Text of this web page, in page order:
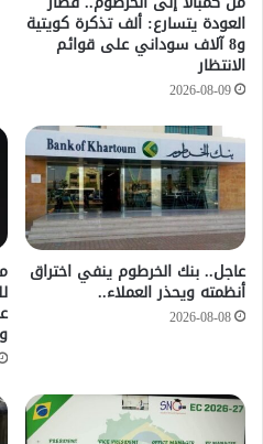
العودة يتسارع: ألف تذكرة كويتية
و8 آلاف سوداني على قوائم
الانتظار
2026-08-09
عاجل.. بنك الخرطوم ينفي اختراق
أنظمته ويحذر العملاء..
2026-08-08